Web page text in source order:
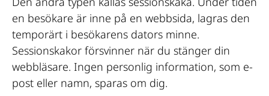
en besökare är inne på en webbsida, lagras den
temporärt i besökarens dators minne.
Sessionskakor försvinner när du stänger din
webbläsare. Ingen personlig information, som e-
post eller namn, sparas om dig.